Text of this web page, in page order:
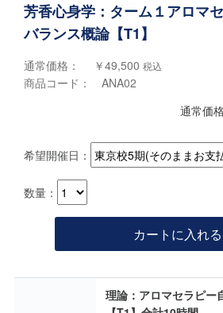
芳香心身学：ターム１アロマ
バランス概論【T1】
通常価格： ￥49,500税込
商品コード： ANA02
通常価
希望開催日：
数量：
カートに入れる
理論：アロマセラピー